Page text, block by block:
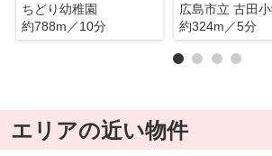
ちどり幼稚園
約788m／10分
広島市立 古田
約324m／5分
エリアの近い物件